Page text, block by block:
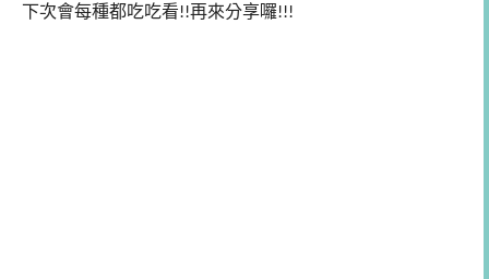
下次會每種都吃吃看!!再來分享囉!!!